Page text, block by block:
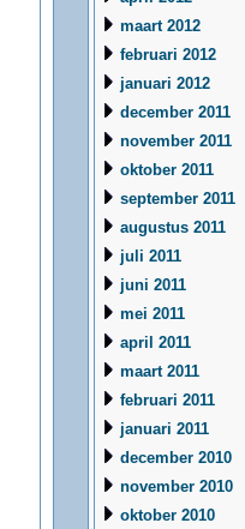
maart 2012
februari 2012
januari 2012
december 2011
november 2011
oktober 2011
september 2011
augustus 2011
juli 2011
juni 2011
mei 2011
april 2011
maart 2011
februari 2011
januari 2011
december 2010
november 2010
oktober 2010